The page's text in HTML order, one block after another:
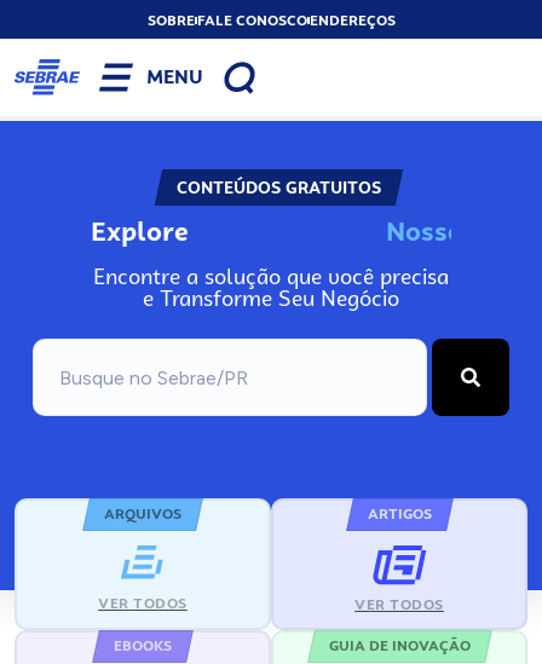
SOBREFALE CONOSCOENDEREÇOS
MENU
CONTEÚDOS GRATUITOS
Explore Nos
Encontre a solução que você precisa
e Transforme Seu Negócio
ARQUIVOS
VER TODOS
ARTIGOS
VER TODOS
EBOOKS GUIA DE INOVAÇÃO